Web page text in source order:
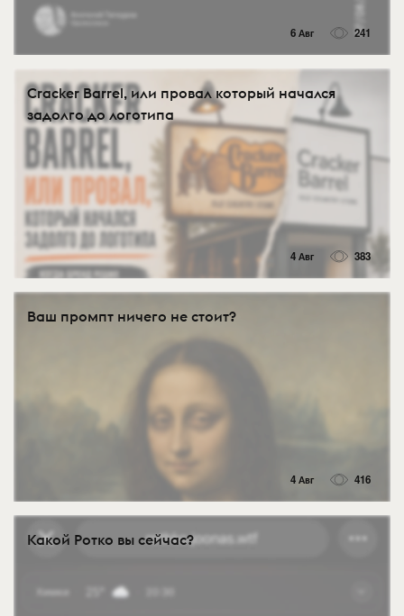
6 Авг 241
Cracker Barrel, или провал который начался
задолго до логотипа
4 Авг 383
Ваш промпт ничего не стоит?
4 Авг 416
Какой Ротко вы сейчас?